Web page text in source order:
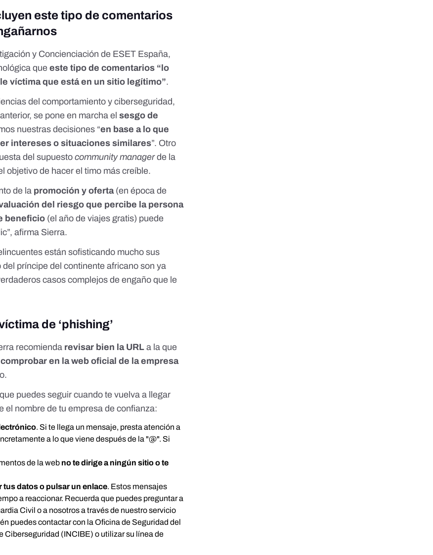
este tipo de comentarios
y Concienciación de ESET España,
queeste tipo de comentarios “lo
víctima que está en un sitio legítimo”.
del comportamiento y ciberseguridad,
se pone en marcha elsesgo de
nuestras decisiones “en base a lo que
intereses o situaciones similares”. Otro
del supuestocommunity managerde la
objetivo de hacer el timo más creíble.
de la promoción y oferta(en época de
del riesgo que percibe la persona
beneficio (el año de viajes gratis) puede
afirma Sierra.
están sofisticando mucho sus
príncipe del continente africano son ya
casos complejos de engaño que le
de ‘phishing’
recomienda revisar bien la URL a la que
comprobar en la web oficial de la empresa
puedes seguir cuando te vuelva a llegar
el nombre de tu empresa de confianza:
. Si te llega un mensaje, presta atención a
a lo que viene después de la "@". Si
de la web no te dirige a ningún sitioo te
tus datos o pulsar un enlace. Estos mensajes
a reaccionar. Recuerda que puedes preguntar a
Civil o a nosotros a través de nuestro servicio
puedes contactar con la Oficina de Seguridad del
Ciberseguridad (INCIBE) o utilizar su línea de